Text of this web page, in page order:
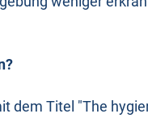
dem Titel "The